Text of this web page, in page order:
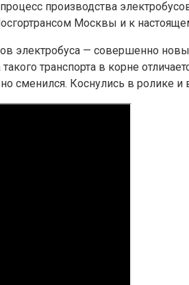
производства
Москвы и к
электробуса — совершенно
транспорта в корне
сменился. Коснулись в ролике